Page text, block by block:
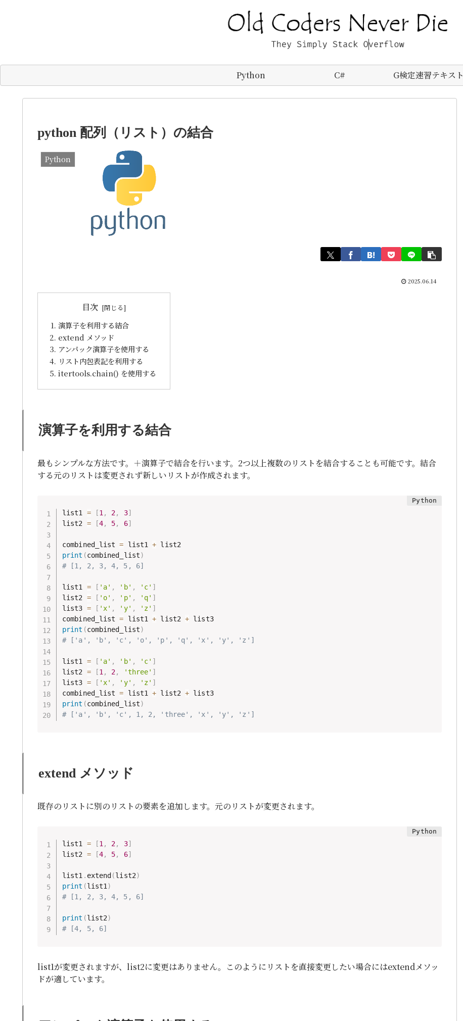
Python C# G検定速習テキスト
python 配列（リスト）の結合
Python
2025.06.14
目次
演算子を利用する結合
extend メソッド
アンパック演算子を使用する
リスト内包表記を利用する
itertools.chain() を使用する
演算子を利用する結合
最もシンプルな方法です。＋演算子で結合を行います。2つ以上複数のリストを結合することも可能です。結合
する元のリストは変更されず新しいリストが作成されます。
list1 = [1, 2, 3]
list2 = [4, 5, 6]
combined_list = list1 +
list2
print (combined_list)
# [1, 2, 3, 4, 5, 6]
list1 = [ 'a' , 'b' , 'c' ]
list2 = [ 'o' , 'p' , 'q' ]
list3 = [ 'x' , 'y' , 'z' ]
combined_list = list1 + list2 +
list3
print (combined_list)
# ['a', 'b', 'c', 'o', 'p', 'q', 'x', 'y', 'z']
list1 = [ 'a' , 'b' , 'c' ]
list2 = [1, 2, 'three' ]
list3 = [ 'x' , 'y' , 'z' ]
combined_list = list1 + list2 +
list3
print (combined_list)
# ['a', 'b', 'c', 1, 2, 'three', 'x', 'y', 'z']
extend メソッド
既存のリストに別のリストの要素を追加します。元のリストが変更されます。
list1 = [1 , 2, 3]
list2 = [4, 5, 6]
list1 . extend (list2)
print (list1 )
# [1, 2, 3, 4, 5, 6]
print (list2)
# [4, 5, 6]
list1が変更されますが、list2に変更はありません。このようにリストを直接変更したい場合にはextendメソッ
ドが適しています。